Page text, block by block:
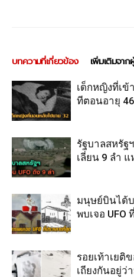
บทความที่เกี่ยวข้อง เพิ่มเติมจาก
เด็กหญิงที่เ
ทีตอนอายุ 46
รัฐบาลสหรัฐ
เลี่ยน 9 ลำ แ
มนุษย์บินได้
พบเจอ UFO
รอยเท้าเยติ
เถียงกันอยู่ว่